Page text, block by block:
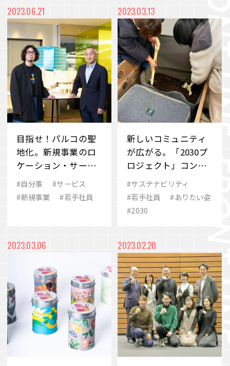
会社案内
IR情報
サステナビリティ
ニュース＆トピックス
採用情報
お問い合わせ
#ビューティー #地域共生 #品質
2023.06.21
目指せ！パルコの聖
地化。新規事業のロ
ケーション・サービ
スが成功した理由
#自分事
#サービス
#新規事業
#若手社員
2023.03.13
新しいコミュニティ
が広がる。「2030プ
ロジェクト」コンポ
ストコミュニティと
は？
#サステナビリティ
#若手社員
#ありたい姿
#2030
2023.03.06 2023.02.20